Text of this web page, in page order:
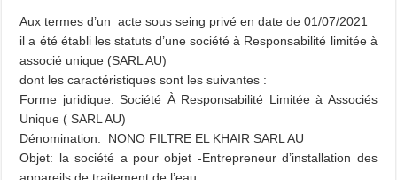
Aux termes d’un acte sous seing privé en date de 01/07/2021
il a été établi les statuts d’une société à Responsabilité limitée à
associé unique (SARL AU)
dont les caractéristiques sont les suivantes :
Forme juridique: Société À Responsabilité Limitée à Associés
Unique ( SARL AU)
Dénomination: NONO FILTRE EL KHAIR SARL AU
Objet: la société a pour objet -Entrepreneur d’installation des